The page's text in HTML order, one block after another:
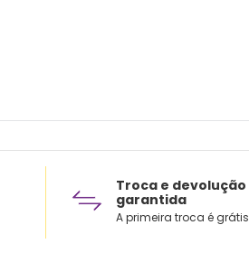
Troca e devolução
garantida
A primeira troca é grátis